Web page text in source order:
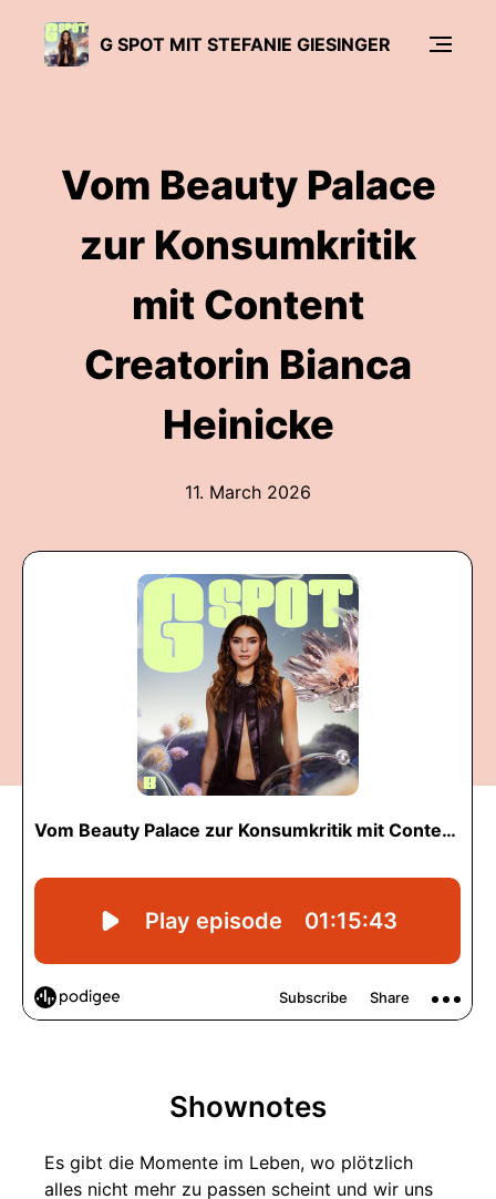
G SPOT MIT STEFANIE GIESINGER
Vom Beauty Palace
zur Konsumkritik
mit Content
Creatorin Bianca
Heinicke
11. March 2026
Shownotes
Es gibt die Momente im Leben, wo plötzlich
alles nicht mehr zu passen scheint und wir uns